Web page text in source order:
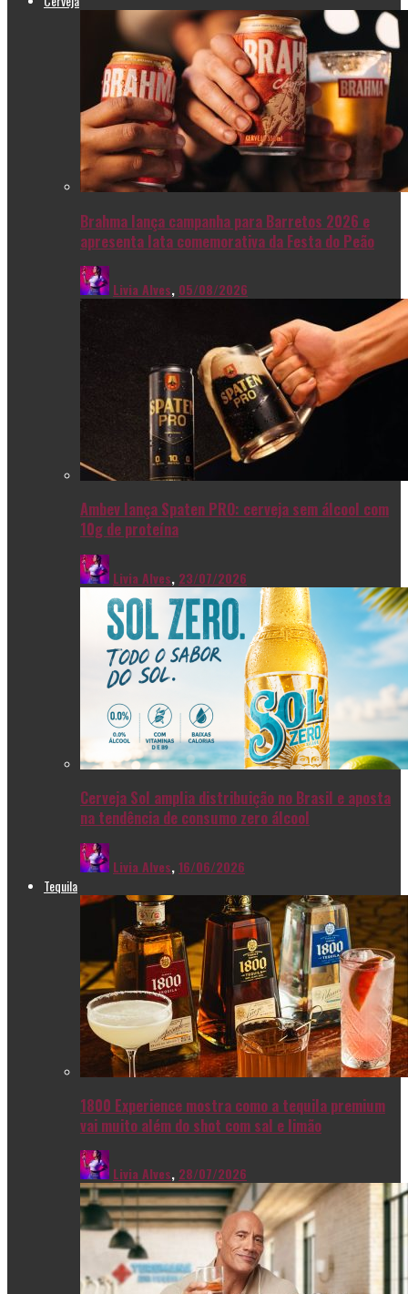
Brahma lança campanha para Barretos 2026 e
apresenta lata comemorativa da Festa do Peão
Livia Alves, 05/08/2026
Ambev lança Spaten PRO: cerveja sem álcool com
10g de proteína
Livia Alves, 23/07/2026
Cerveja Sol amplia distribuição no Brasil e aposta
na tendência de consumo zero álcool
Livia Alves,16/06/2026
Tequila
1800 Experience mostra como a tequila premium
vai muito além do shot com sal e limão
Livia Alves, 28/07/2026